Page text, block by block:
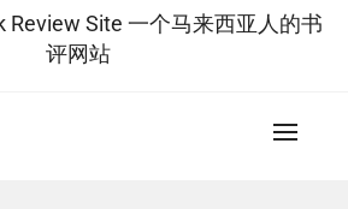
Review Site 一个马来西亚人的书
评网站